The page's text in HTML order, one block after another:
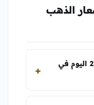
الذهب
كم سعر جرام الذهب عيار 21 اليوم في